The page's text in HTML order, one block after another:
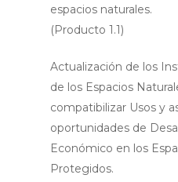
espacios naturales.
(Producto 1.1)
Actualización de los
de los Espacios
compatibilizar Usos y
oportunidades de
Económico en los
Protegidos.